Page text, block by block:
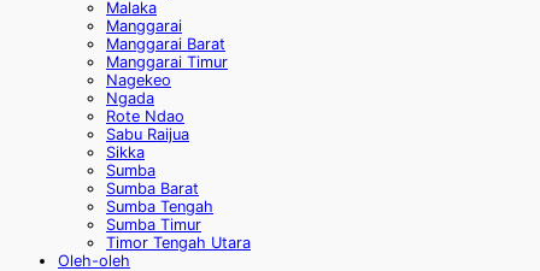
Malaka
Manggarai
Manggarai Barat
Manggarai Timur
Nagekeo
Ngada
Rote Ndao
Sabu Raijua
Sikka
Sumba
Sumba Barat
Sumba Tengah
Sumba Timur
Timor Tengah Utara
Oleh-oleh